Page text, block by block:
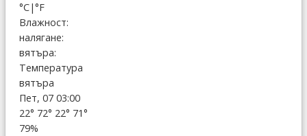
°C|°F
Влажност:
налягане:
вятъра:
Температура
вятъра
Пет, 07 03:00
22° 72° 22° 71°
79%